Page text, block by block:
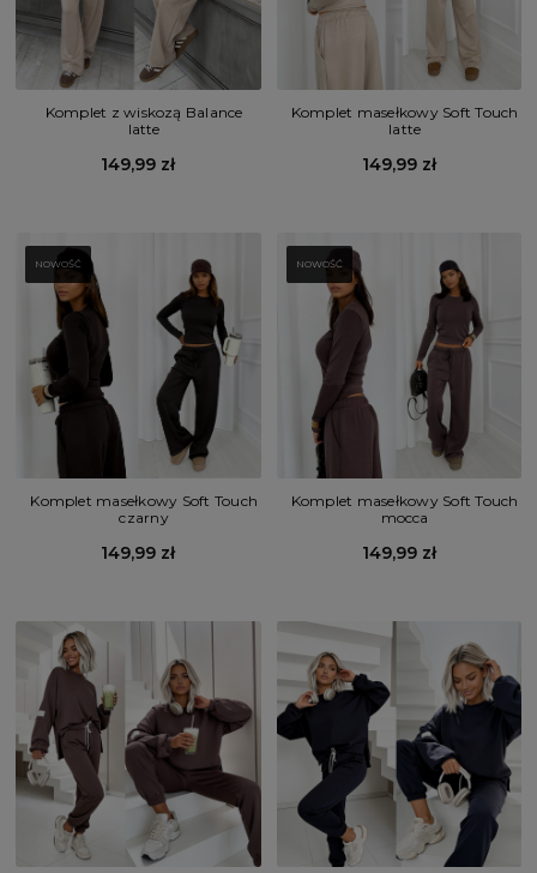
Komplet z wiskozą Balance
latte
149,99 zł
Komplet masełkowy Soft Touch
latte
149,99 zł
NOWOŚĆ
Komplet masełkowy Soft Touch
czarny
149,99 zł
NOWOŚĆ
Komplet masełkowy Soft Touch
mocca
149,99 zł